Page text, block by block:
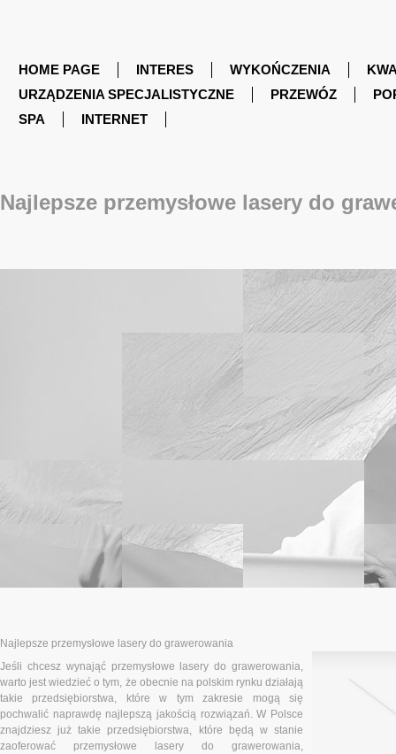
HOME PAGE INTERES WYKOŃCZENIA
URZĄDZENIA SPECJALISTYCZNE
PRZEWÓZ
SPA
INTERNET
Najlepsze przemysłowe lasery do
Najlepsze przemysłowe lasery do grawerowania
Jeśli chcesz wynająć przemysłowe lasery do grawerowania,
warto jest wiedzieć o tym, że obecnie na polskim rynku działają
takie przedsiębiorstwa, które w tym zakresie mogą się
pochwalić naprawdę najlepszą jakością rozwiązań. W Polsce
znajdziesz już takie przedsiębiorstwa, które będą w stanie
zaoferować przemysłowe lasery do grawerowania,